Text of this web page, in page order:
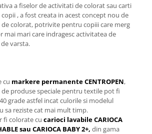
a fiselor de activitati de colorat sau carti
, a fost creata in acest concept nou de
colorat, potrivite pentru copiii care merg
mai mari care indragesc activitatea de
varsta.
cu markere permanente CENTROPEN,
produse speciale pentru textile pot fi
grade astfel incat culorile si modelul
sa reziste cat mai mult timp.
fi colorate cu carioci lavabile CARIOCA
sau CARIOCA BABY 2+, din gama